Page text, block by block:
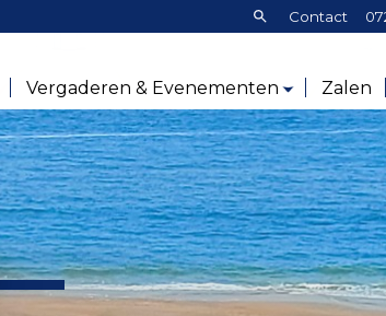
Zoeken:Contact
Vergaderen & Evenementen Zalen